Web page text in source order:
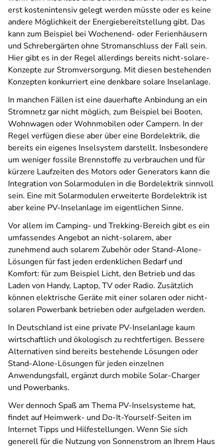
erst kostenintensiv gelegt werden müsste oder es keine
andere Möglichkeit der Energiebereitstellung gibt. Das
kann zum Beispiel bei Wochenend- oder Ferienhäusern
und Schrebergärten ohne Stromanschluss der Fall sein.
Hier gibt es in der Regel allerdings bereits nicht-solare-
Konzepte zur Stromversorgung. Mit diesen bestehenden
Konzepten konkurriert eine denkbare solare Inselanlage.
In manchen Fällen ist eine dauerhafte Anbindung an ein
Stromnetz gar nicht möglich, zum Beispiel bei Booten,
Wohnwagen oder Wohnmobilen oder Campern. In der
Regel verfügen diese aber über eine Bordelektrik, die
bereits ein eigenes Inselsystem darstellt. Insbesondere
um weniger fossile Brennstoffe zu verbrauchen und für
kürzere Laufzeiten des Motors oder Generators kann die
Integration von Solarmodulen in die Bordelektrik sinnvoll
sein. Eine mit Solarmodulen erweiterte Bordelektrik ist
aber keine PV-Inselanlage im eigentlichen Sinne.
Vor allem im Camping- und Trekking-Bereich gibt es ein
umfassendes Angebot an nicht-solarem, aber
zunehmend auch solarem Zubehör oder Stand-Alone-
Lösungen für fast jeden erdenklichen Bedarf und
Komfort: für zum Beispiel Licht, den Betrieb und das
Laden von Handy, Laptop, TV oder Radio. Zusätzlich
können elektrische Geräte mit einer solaren oder nicht-
solaren Powerbank betrieben oder aufgeladen werden.
In Deutschland ist eine private PV-Inselanlage kaum
wirtschaftlich und ökologisch zu rechtfertigen. Bessere
Alternativen sind bereits bestehende Lösungen oder
Stand-Alone-Lösungen für jeden einzelnen
Anwendungsfall, ergänzt durch mobile Solar-Charger
und Powerbanks.
Wer dennoch Spaß am Thema PV-Inselsysteme hat,
findet auf Heimwerk- und Do-It-Yourself-Seiten im
Internet Tipps und Hilfestellungen. Wenn Sie sich
generell für die Nutzung von Sonnenstrom an Ihrem Haus